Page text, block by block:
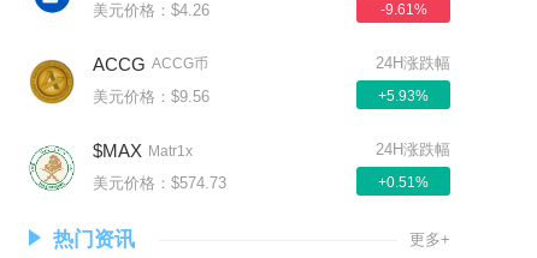
美元价格：$4.26 -9.61%
ACCG ACCG币
美元价格：$9.56
24H涨跌幅
+5.93%
$MAX Matr1x
美元价格：$574.73
24H涨跌幅
+0.51%
热门资讯 更多+